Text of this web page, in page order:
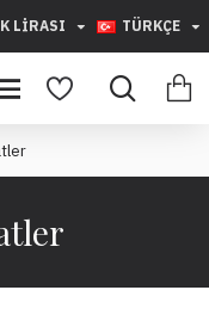
LIRASI TÜRKÇE